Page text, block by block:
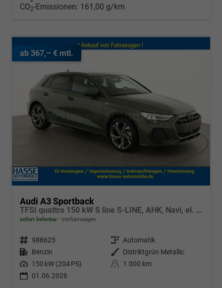
CO2-Emissionen: 161,00 g/km
ab 367,– € mtl.
Audi A3 Sportback
TFSI quattro 150 kW S line S-LINE, AHK, Navi, el. Klappe, Sound, Winter, 18-Zoll, 3-J. Garantie
sofort lieferbar Vorführwagen
Fahrzeugnr. 988625 Getriebe Automatik
Kraftstoff Benzin Außenfarbe
Distriktgrün Metallic
Leistung 150 kW (204 PS) Kilometerstand
1.000 km
01.06.2026